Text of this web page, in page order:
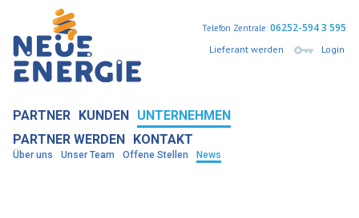
Lieferant werden Login
Telefon Zentrale:06252-594 3 595
PARTNER KUNDEN UNTERNEHMEN
Über uns Unser Team Offene Stellen News
PARTNER WERDEN KONTAKT